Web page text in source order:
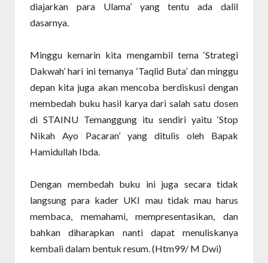
diajarkan para Ulama’ yang tentu ada dalil
dasarnya.
Minggu kemarin kita mengambil tema ‘Strategi
Dakwah’ hari ini temanya ‘Taqlid Buta’ dan minggu
depan kita juga akan mencoba berdiskusi dengan
membedah buku hasil karya dari salah satu dosen
di STAINU Temanggung itu sendiri yaitu ‘Stop
Nikah Ayo Pacaran’ yang ditulis oleh Bapak
Hamidullah Ibda.
Dengan membedah buku ini juga secara tidak
langsung para kader UKI mau tidak mau harus
membaca, memahami, mempresentasikan, dan
bahkan diharapkan nanti dapat menuliskanya
kembali dalam bentuk resum. (Htm99/ M Dwi)